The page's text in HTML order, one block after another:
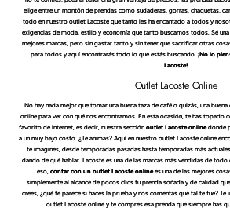
elige entre un montón de prendas como sudaderas, gorras, chaquetas,
todo en nuestro outlet Lacoste que tanto les ha encantado a todos y
exigencias de moda, estilo y economía que tanto buscamos todos. Sé
mejores marcas, pero sin gastar tanto y sin tener que sacrificar otras
para todos y aquí encontrarás todo lo que estás buscando. ¡No lo
Lacoste!
Outlet Lacoste Online
No hay nada mejor que tomar una buena taza de café o quizás, una
online para ver con qué nos encontramos. En esta ocasión, te has topado
favorito de internet, es decir, nuestra sección outlet Lacoste onlinedonde
a un muy bajo costo. ¿Te animas? Aquí en nuestro outlet Lacoste online
te imagines, desde temporadas pasadas hasta temporadas más
dando de qué hablar. Lacoste es una de las marcas más vendidas de
eso, contar con un outlet Lacoste onlinees una de las mejores
simplemente al alcance de pocos clics tu prenda soñada y de calidad
crees, ¿qué te parece si haces la prueba y nos comentas qué tal te fue?
outlet Lacoste online y te compres esa prenda que siempre has